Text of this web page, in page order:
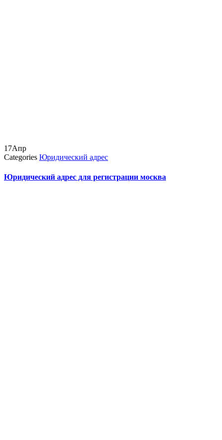
17Апр
Categories Юридический адрес
Юридический адрес для регистрации москва